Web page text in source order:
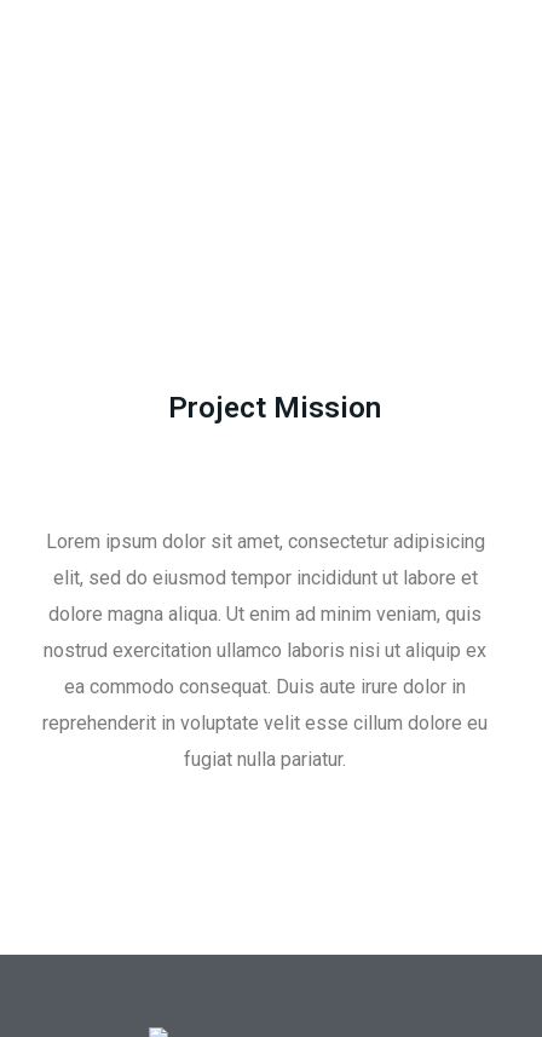
Project Mission
Lorem ipsum dolor sit amet, consectetur adipisicing
elit, sed do eiusmod tempor incididunt ut labore et
dolore magna aliqua. Ut enim ad minim veniam, quis
nostrud exercitation ullamco laboris nisi ut aliquip ex
ea commodo consequat. Duis aute irure dolor in
reprehenderit in voluptate velit esse cillum dolore eu
fugiat nulla pariatur.